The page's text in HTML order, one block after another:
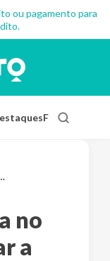
ou pagamento para
Finanças
no
a